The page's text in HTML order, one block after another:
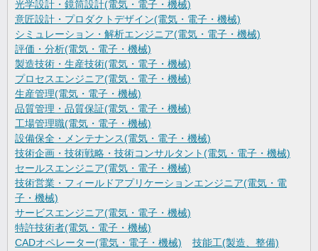
光学設計・鏡筒設計(電気・電子・機械)
意匠設計・プロダクトデザイン(電気・電子・機械)
シミュレーション・解析エンジニア(電気・電子・機械)
評価・分析(電気・電子・機械)
製造技術・生産技術(電気・電子・機械)
プロセスエンジニア(電気・電子・機械)
生産管理(電気・電子・機械)
品質管理・品質保証(電気・電子・機械)
工場管理職(電気・電子・機械)
設備保全・メンテナンス(電気・電子・機械)
技術企画・技術戦略・技術コンサルタント(電気・電子・機械)
セールスエンジニア(電気・電子・機械)
技術営業・フィールドアプリケーションエンジニア(電気・電
子・機械)
サービスエンジニア(電気・電子・機械)
特許技術者(電気・電子・機械)
CADオペレーター(電気・電子・機械)
技能工(製造、整備)